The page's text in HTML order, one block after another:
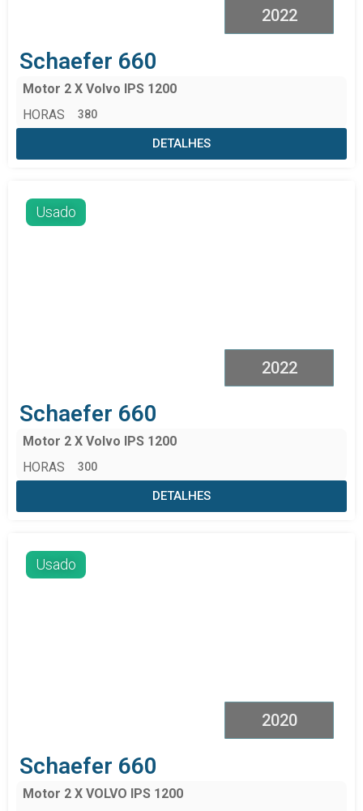
2022
Schaefer 660
Motor 2 X Volvo IPS 1200
HORAS
380
DETALHES
2022
Usado
Schaefer 660
Motor 2 X Volvo IPS 1200
HORAS
300
DETALHES
2020
Usado
Schaefer 660
Motor 2 X VOLVO IPS 1200